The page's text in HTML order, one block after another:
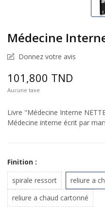
Médecine
Donnez votre avis
101,800 TND
Aucune taxe
Livre "Médecine Interne
Médecine interne écrit par
Finition :
spirale ressort
reliure a
reliure a chaud cartonné